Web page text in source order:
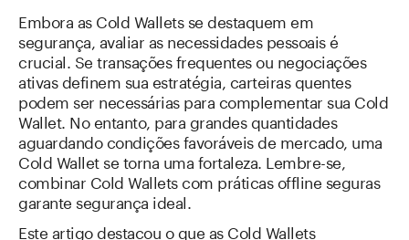
Embora as Cold Wallets se destaquem em
segurança, avaliar as necessidades pessoais é
crucial. Se transações frequentes ou negociações
ativas definem sua estratégia, carteiras quentes
podem ser necessárias para complementar sua Cold
Wallet. No entanto, para grandes quantidades
aguardando condições favoráveis de mercado, uma
Cold Wallet se torna uma fortaleza. Lembre-se,
combinar Cold Wallets com práticas offline seguras
garante segurança ideal.
Este artigo destacou o que as Cold Wallets